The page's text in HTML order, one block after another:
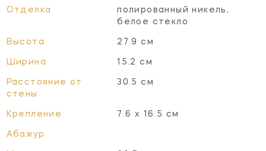
Отделка
полированный никель,
белое стекло
Высота 27.9 см
Ширина 15.2 см
Расстояние от
стены
30.5 см
Крепление 7.6 х 16.5 см
Абажур